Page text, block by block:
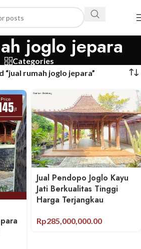
joglo jepara
Categories
“jual rumah joglo jepara”
Jual Pendopo Joglo Kayu
Jati Berkualitas Tinggi
Harga Terjangkau
Rp285,000,000.00